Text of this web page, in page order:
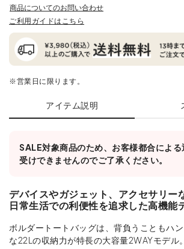
商品についてのお問い合わせ
ご利用ガイドはこちら
※営業日に限ります。
アイテム説明
SALE対象商品のため、お客様都合によ
受けできませんのでご了承ください。
デバイスやガジェット、アクセサリー
日常生活での利便性を追求した高機能
ボルダートートバッグは、背負うこともハ
な22Lの収納力が特長の大容量2WAYモデル。